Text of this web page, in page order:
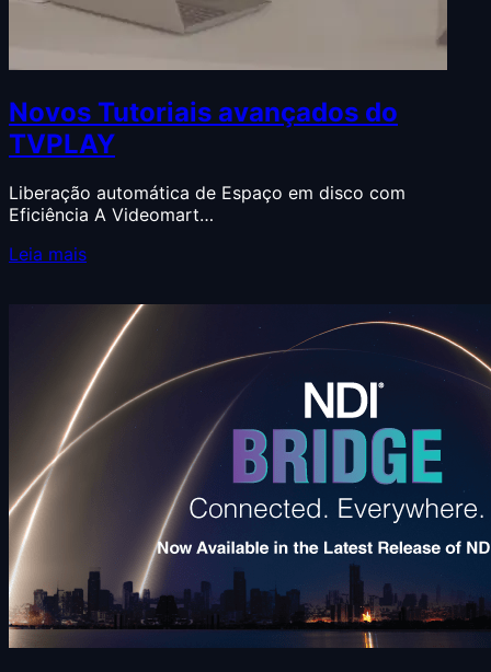
Novos Tutoriais avançados do
TVPLAY
Liberação automática de Espaço em disco com
Eficiência A Videomart…
Leia mais